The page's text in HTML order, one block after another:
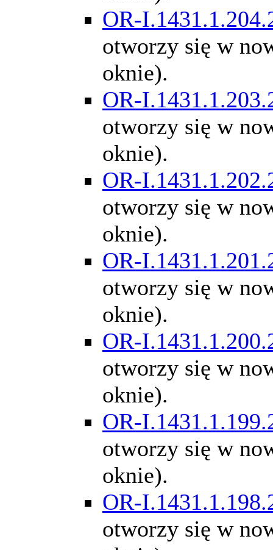
OR-
otworzy się w
oknie).
OR-
otworzy się w
oknie).
OR-
otworzy się w
oknie).
OR-
otworzy się w
oknie).
OR-
otworzy się w
oknie).
OR-
otworzy się w
oknie).
OR-
otworzy się w